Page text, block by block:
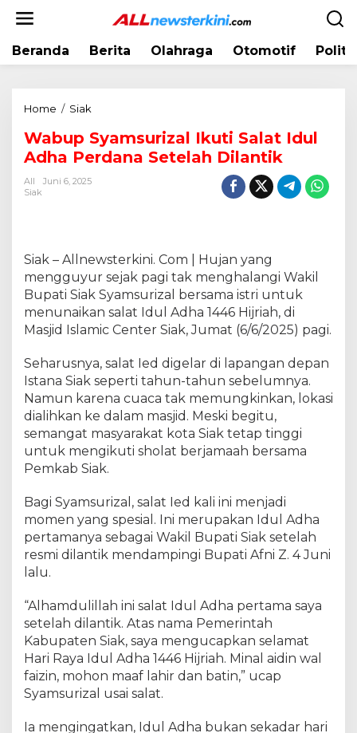
Beranda Berita Olahraga Otomotif
Home / Siak
b
u
u
r
i
z
a
I
k
u
t
a
l
t
I
d
u
d
h
P
e
r
d
Wabup Syamsurizal Ikuti Salat Idul
Adha Perdana Setelah Dilantik
All
Juni 6, 2025
Siak
Siak – Allnewsterkini. Com | Hujan yang
mengguyur sejak pagi tak menghalangi Wakil
Bupati Siak Syamsurizal bersama istri untuk
menunaikan salat Idul Adha 1446 Hijriah, di
Masjid Islamic Center Siak, Jumat (6/6/2025) pagi.
Seharusnya, salat Ied digelar di lapangan depan
Istana Siak seperti tahun-tahun sebelumnya.
Namun karena cuaca tak memungkinkan, lokasi
dialihkan ke dalam masjid. Meski begitu,
semangat masyarakat kota Siak tetap tinggi
untuk mengikuti sholat berjamaah bersama
Pemkab Siak.
Bagi Syamsurizal, salat Ied kali ini menjadi
momen yang spesial. Ini merupakan Idul Adha
pertamanya sebagai Wakil Bupati Siak setelah
resmi dilantik mendampingi Bupati Afni Z. 4 Juni
lalu.
“Alhamdulillah ini salat Idul Adha pertama saya
setelah dilantik. Atas nama Pemerintah
Kabupaten Siak, saya mengucapkan selamat
Hari Raya Idul Adha 1446 Hijriah. Minal aidin wal
faizin, mohon maaf lahir dan batin,” ucap
Syamsurizal usai salat.
Ia mengingatkan, Idul Adha bukan sekadar hari